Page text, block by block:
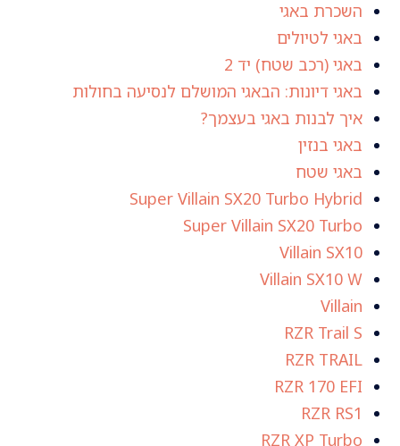
השכרת באגי
באגי לטיולים
באגי (רכב שטח) יד 2
באגי דיונות: הבאגי המושלם לנסיעה בחולות
איך לבנות באגי בעצמך?
באגי בנזין
באגי שטח
Super Villain SX20 Turbo Hybrid
Super Villain SX20 Turbo
Villain SX10
Villain SX10 W
Villain
RZR Trail S
RZR TRAIL
RZR 170 EFI
RZR RS1
RZR XP Turbo